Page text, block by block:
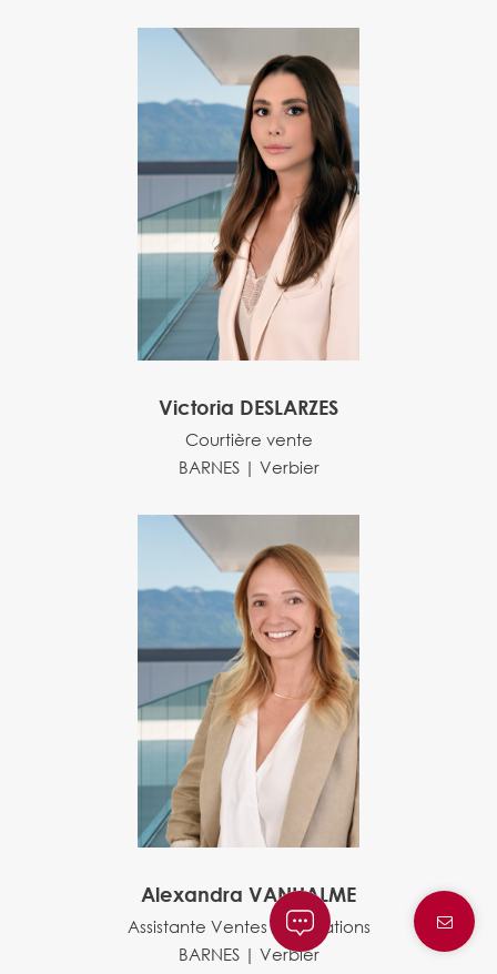
Victoria DESLARZES
Courtière vente
BARNES | Verbier
Alexandra VANHALME
Assistante Ventes et Locations
BARNES | Verbier